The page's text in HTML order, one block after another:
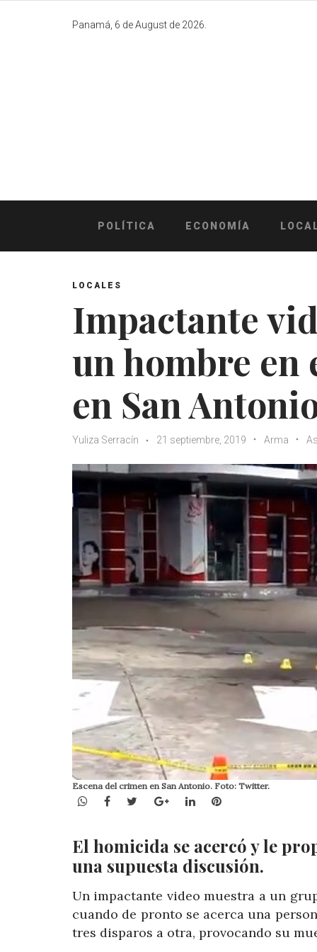
Panamá, 6 de August de 2026.
POLÍTICA ECONOMÍA
LOCALES
Impactante
un hombre en
en San
Yuliza Serracín 21 septiembre, 2019 Arma
Escena del crimen en San Antonio. Foto: Twitter.
WhatsApp
Facebook
TwitterGoogle+LinkedInPinterest
El homicida se acercó y le
una supuesta discusión.
Un impactante video muestra a un
cuando de pronto se acerca una
tres disparos a otra, provocando su